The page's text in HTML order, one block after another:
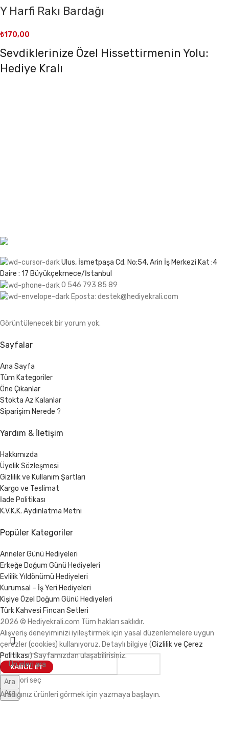
Y Harfi Rakı Bardağı
₺170,00
Sevdiklerinize Özel Hissettirmenin Yolu:
Hediye Kralı
Ulus, İsmetpaşa Cd. No:54, Arin İş Merkezi Kat :4
Daire : 17 Büyükçekmece/İstanbul
0 546 793 85 89
Eposta: destek@hediyekrali.com
Görüntülenecek bir yorum yok.
Sayfalar
Ana Sayfa
Tüm Kategoriler
Öne Çıkanlar
Stokta Az Kalanlar
Siparişim Nerede ?
Yardım & İletişim
Hakkımızda
Üyelik Sözleşmesi
Gizlilik ve Kullanım Şartları
Kargo ve Teslimat
İade Politikası
K.V.K.K. Aydınlatma Metni
Popüler Kategoriler
Anneler Günü Hediyeleri
Erkeğe Doğum Günü Hediyeleri
Evlilik Yıldönümü Hediyeleri
Kurumsal – İş Yeri Hediyeleri
Kişiye Özel Doğum Günü Hediyeleri
Türk Kahvesi Fincan Setleri
2026 © Hediyekrali.com Tüm hakları saklıdır.
Kategori seç
Ara
Ara
Aradığınız ürünleri görmek için yazmaya başlayın.
Alışveriş deneyiminizi iyileştirmek için yasal düzenlemelere uygun
çerezler (cookies) kullanıyoruz. Detaylı bilgiye (Gizlilik ve Çerez
Politikası) Sayfamızdan ulaşabilirisiniz.
KABUL ET